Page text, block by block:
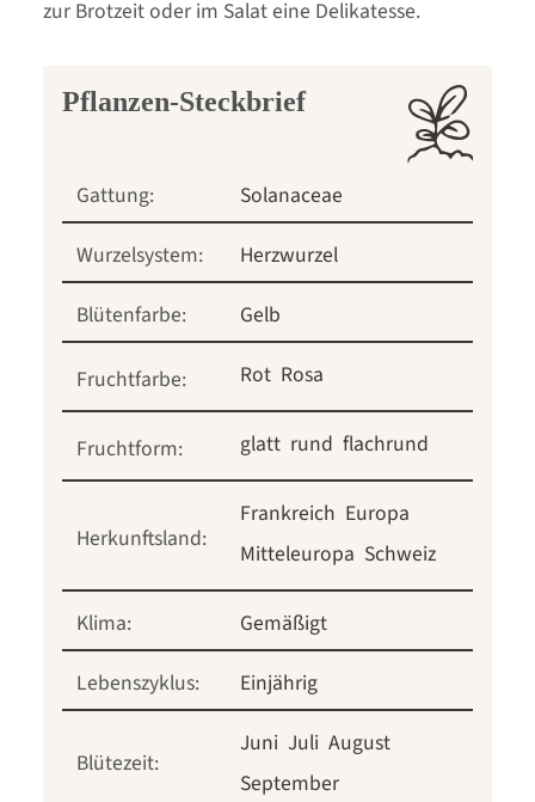
zur Brotzeit oder im Salat eine Delikatesse.
Pflanzen-Steckbrief
Gattung:
Solanaceae
Wurzelsystem:
Herzwurzel
Blütenfarbe:
Gelb
Fruchtfarbe: Rot Rosa
Fruchtform: glatt rund flachrund
Herkunftsland:
Frankreich Europa
Mitteleuropa Schweiz
Klima:
Gemäßigt
Lebenszyklus:
Einjährig
Blütezeit:
Juni Juli August
September